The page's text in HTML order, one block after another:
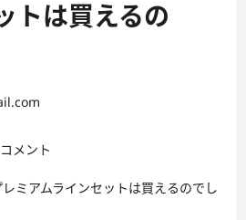
トは買えるの
メント
ミアムラインセットは買えるのでし